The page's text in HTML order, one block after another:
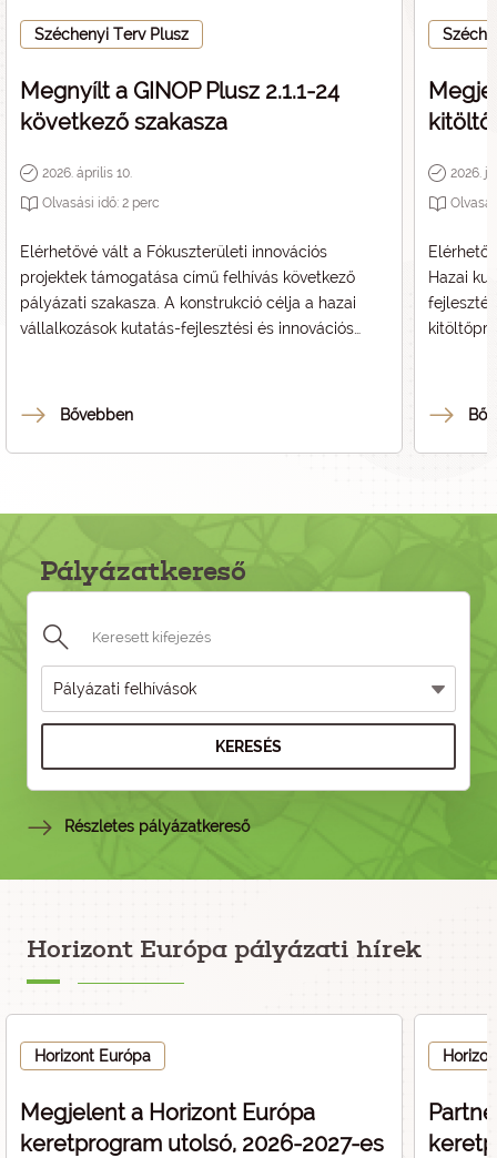
Széchenyi Terv Plusz
Megnyílt a GINOP Plusz 2.1.1-24
következő szakasza
2026. április 10.
Olvasási idő: 2 perc
Elérhetővé vált a Fókuszterületi innovációs
projektek támogatása című felhívás következő
pályázati szakasza. A konstrukció célja a hazai
vállalkozások kutatás-fejlesztési és innovációs
szolgáltatások létrehozására.
Bővebben
2026.
Elérhető
Hazai
Pályázatkereső
KERESÉS
Részletes pályázatkereső
Horizont Európa pályázati hírek
Horizont Európa
Megjelent a Horizont Európa
keretprogram utolsó, 2026-2027-es